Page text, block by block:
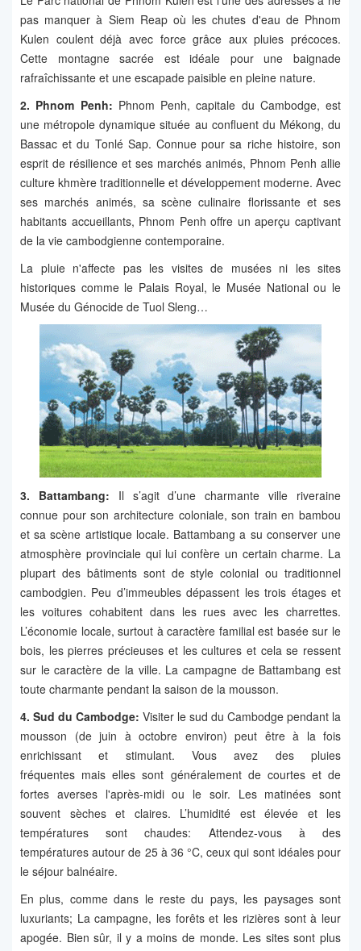
pas manquer à Siem Reap où les chutes d'eau de Phnom
Kulen coulent déjà avec force grâce aux pluies précoces.
Cette montagne sacrée est idéale pour une baignade
rafraîchissante et une escapade paisible en pleine nature.
2. Phnom Penh: Phnom Penh, capitale du Cambodge, est
une métropole dynamique située au confluent du Mékong, du
Bassac et du Tonlé Sap. Connue pour sa riche histoire, son
esprit de résilience et ses marchés animés, Phnom Penh allie
culture khmère traditionnelle et développement moderne. Avec
ses marchés animés, sa scène culinaire florissante et ses
habitants accueillants, Phnom Penh offre un aperçu captivant
de la vie cambodgienne contemporaine.
La pluie n'affecte pas les visites de musées ni les sites
historiques comme le Palais Royal, le Musée National ou le
Musée du Génocide de Tuol Sleng…
3. Battambang: Il s’agit d’une charmante ville riveraine
connue pour son architecture coloniale, son train en bambou
et sa scène artistique locale. Battambang a su conserver une
atmosphère provinciale qui lui confère un certain charme. La
plupart des bâtiments sont de style colonial ou traditionnel
cambodgien. Peu d’immeubles dépassent les trois étages et
les voitures cohabitent dans les rues avec les charrettes.
L’économie locale, surtout à caractère familial est basée sur le
bois, les pierres précieuses et les cultures et cela se ressent
sur le caractère de la ville. La campagne de Battambang est
toute charmante pendant la saison de la mousson.
4. Sud du Cambodge: Visiter le sud du Cambodge pendant la
mousson (de juin à octobre environ) peut être à la fois
enrichissant et stimulant. Vous avez des pluies
fréquentes mais elles sont généralement de courtes et de
fortes averses l'après-midi ou le soir. Les matinées sont
souvent sèches et claires. L’humidité est élevée et les
températures sont chaudes: Attendez-vous à des
températures autour de 25 à 36 °C, ceux qui sont idéales pour
le séjour balnéaire.
En plus, comme dans le reste du pays, les paysages sont
luxuriants; La campagne, les forêts et les rizières sont à leur
apogée. Bien sûr, il y a moins de monde. Les sites sont plus